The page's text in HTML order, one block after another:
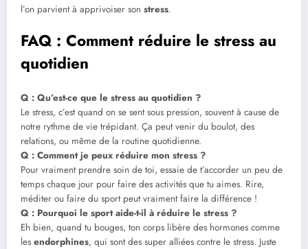
l’on parvient à apprivoiser son stress.
FAQ : Comment réduire le stress au
quotidien
Q : Qu’est-ce que le stress au quotidien ?
Le stress, c’est quand on se sent sous pression, souvent à cause de
notre rythme de vie trépidant. Ça peut venir du boulot, des
relations, ou même de la routine quotidienne.
Q : Comment je peux réduire mon stress ?
Pour vraiment prendre soin de toi, essaie de t’accorder un peu de
temps chaque jour pour faire des activités que tu aimes. Rire,
méditer ou faire du sport peut vraiment faire la différence !
Q : Pourquoi le sport aide-t-il à réduire le stress ?
Eh bien, quand tu bouges, ton corps libère des hormones comme
les endorphines, qui sont des super alliées contre le stress. Juste